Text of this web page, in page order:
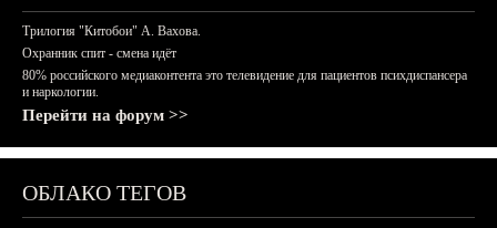
Трилогия "Китобои" А. Вахова.
Охранник спит - смена идёт
80% российского медиаконтента это телевидение для пациентов психдиспансера
и наркологии.
Перейти на форум >>
ОБЛАКО ТЕГОВ